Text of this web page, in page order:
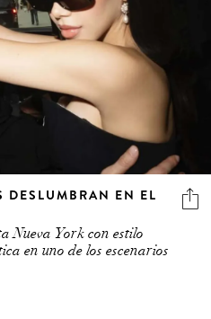
DESLUMBRAN EN EL
Nueva York con estilo
en uno de los escenarios